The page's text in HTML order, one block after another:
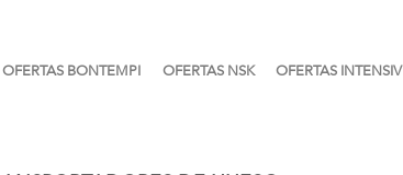
OFERTAS BONTEMPI OFERTAS NSK OFERTAS INTENSIV